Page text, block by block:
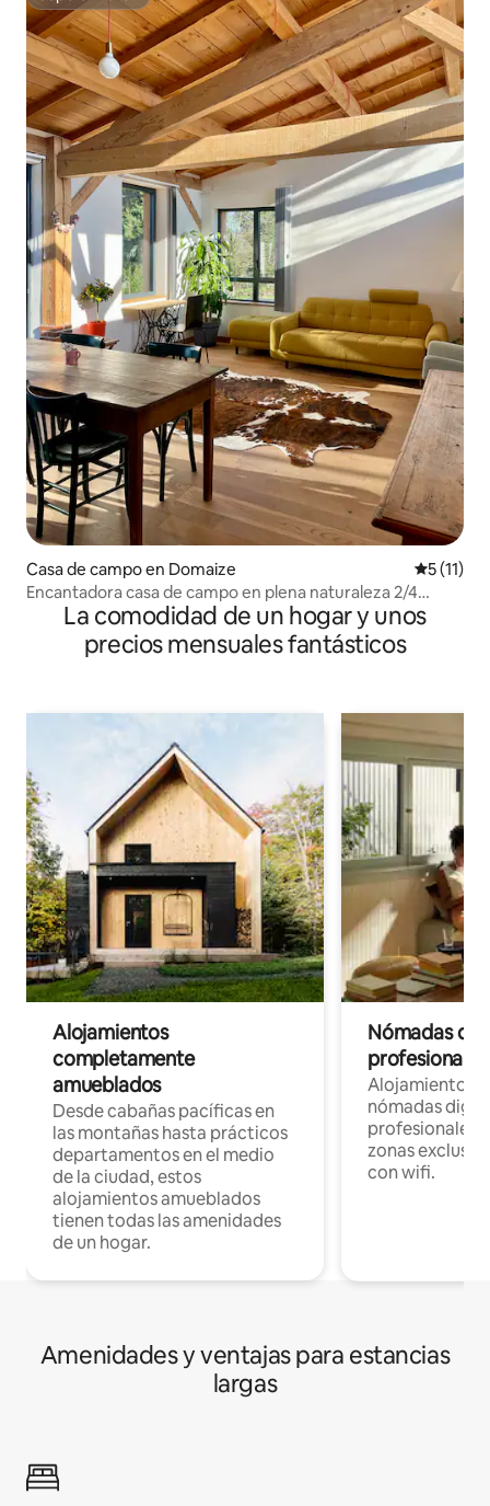
Casa de campo en Domaize
5 (11)
Encantadora casa de campo en plena naturaleza 2/4
personasLa comodidad de un hogar y unos
precios mensuales fantásticos
Alojamientos
completamente
amueblados
Desde cabañas pacíficas en
las montañas hasta prácticos
departamentos en el medio
de la ciudad, estos
alojamientos amueblados
tienen todas las amenidades
de un hogar.
Nómadas
Alojamientos
nómadas
profesionales
zonas
con wifi.
Amenidades y ventajas para estancias
largas